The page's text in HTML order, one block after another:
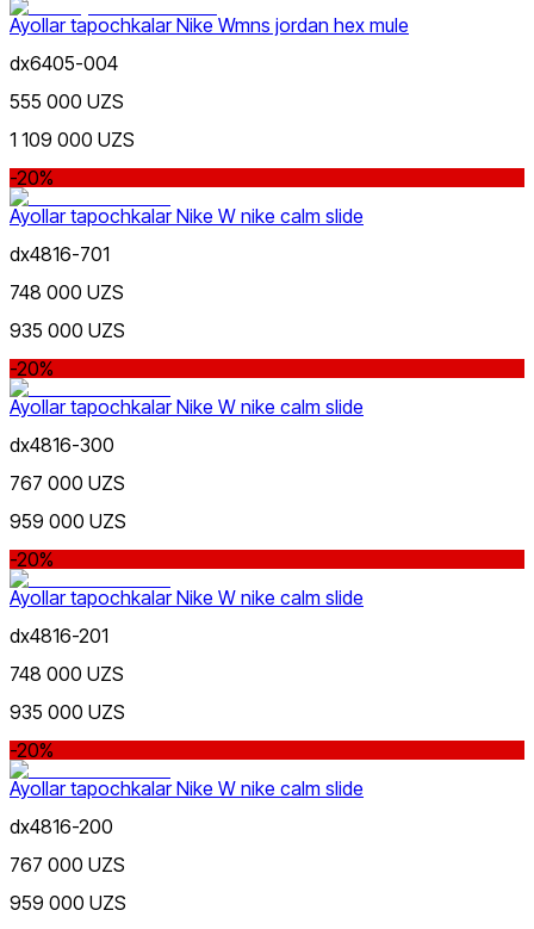
Ayollar tapochkalar Nike Wmns jordan hex mule
dx6405-004
555 000 UZS
1 109 000 UZS
-20%
Ayollar tapochkalar Nike W nike calm slide
dx4816-701
748 000 UZS
935 000 UZS
-20%
Ayollar tapochkalar Nike W nike calm slide
dx4816-300
767 000 UZS
959 000 UZS
-20%
Ayollar tapochkalar Nike W nike calm slide
dx4816-201
748 000 UZS
935 000 UZS
-20%
Ayollar tapochkalar Nike W nike calm slide
dx4816-200
767 000 UZS
959 000 UZS